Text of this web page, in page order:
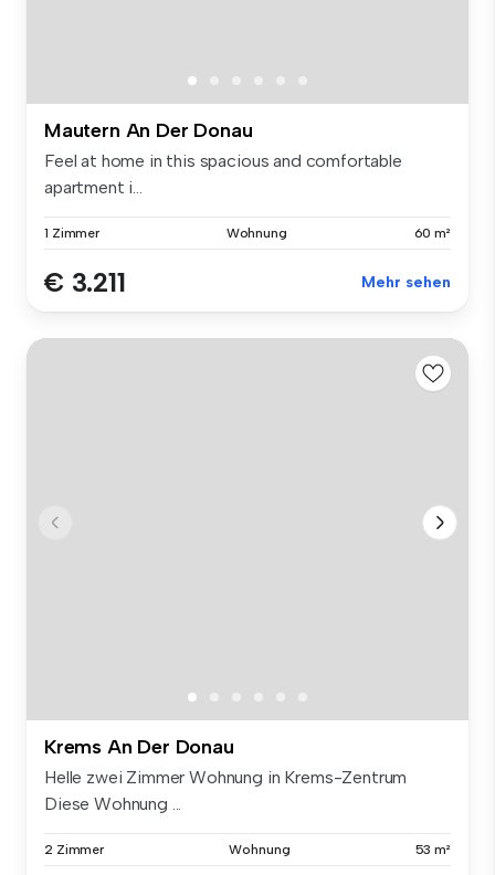
Mautern An Der Donau
Feel at home in this spacious and comfortable
apartment i...
1 Zimmer Wohnung 60 m²
€ 3.211 Mehr sehen
Krems An Der Donau
Helle zwei Zimmer Wohnung in Krems-Zentrum
Diese Wohnung ...
2 Zimmer Wohnung 53 m²